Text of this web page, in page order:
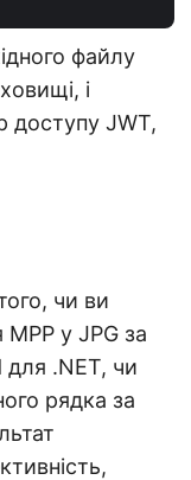
файлу
і
доступу JWT,
чи ви
у JPG за
.NET, чи
рядка за